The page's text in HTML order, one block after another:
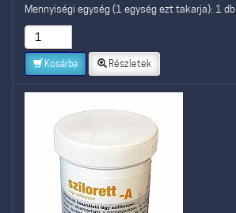
Mennyiségi egység (1 egység ezt takarja): 1 db
Kosárba Részletek